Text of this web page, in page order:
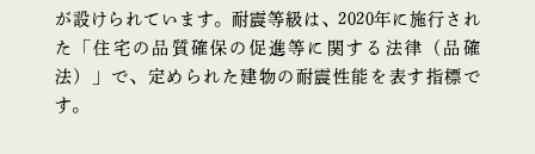
が設けられています。耐震等級は、2020年に施行され
た「住宅の品質確保の促進等に関する法律（品確
法）」で、定められた建物の耐震性能を表す指標で
す。